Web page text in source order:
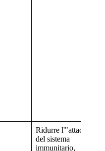
Ridurre l'"attacco"
del sistema
immunitario,